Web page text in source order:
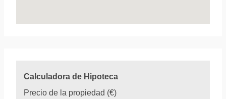
Calculadora de Hipoteca
Precio de la propiedad (€)